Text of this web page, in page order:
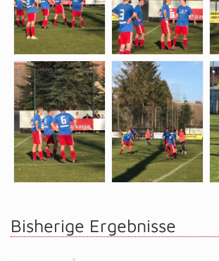
Bisherige Ergebnisse